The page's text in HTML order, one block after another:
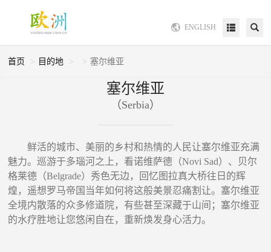
ENGLISH
首页 目的地 塞尔维亚
塞尔维亚
（Serbia）
鲜活的城市、美丽的乡村和热情的人民让塞尔维亚充满
魅力。巡游于多瑙河之上，看诺维萨德（Novi Sad）、贝尔
格莱德（Belgrade）秀色无边，回忆图拉真大桥往日的辉
煌，遥想罗马帝国当年如何将这般美景忍痛割让。塞尔维亚
全境内散落的众多修道院，有些甚至深藏于山间；塞尔维亚
的水疗胜地让您悠闲自在，重新焕发身心活力。